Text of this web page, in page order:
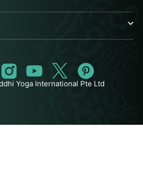
Yoga International Pte Ltd